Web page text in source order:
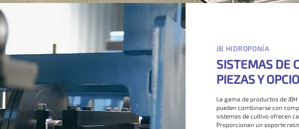
JB HIDROPONÍA
SISTEMAS DE
PIEZAS Y
La gama de productos de
pueden combinarse con
sistemas de cultivo ofrecen
Proporcionan un soporte